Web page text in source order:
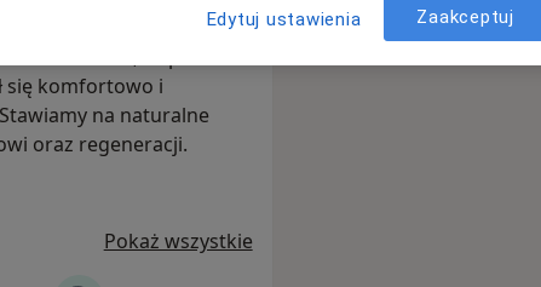
się ze świadomością,
ciepła
się komfortowo i
na naturalne
oraz regeneracji.
Pokaż wszystkie
Edytuj ustawienia Zaakceptuj